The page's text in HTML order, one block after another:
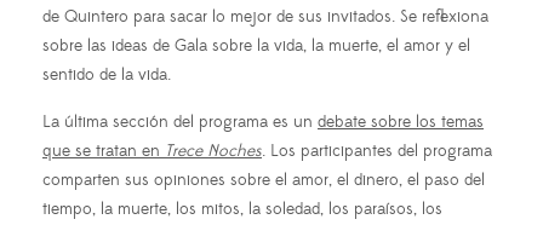
de Quintero para sacar lo mejor de sus invitados. Se reflexiona
sobre las ideas de Gala sobre la vida, la muerte, el amor y el
sentido de la vida.
La última sección del programa es un debate sobre los temas
que se tratan en Trece Noches. Los participantes del programa
comparten sus opiniones sobre el amor, el dinero, el paso del
tiempo, la muerte, los mitos, la soledad, los paraísos, los